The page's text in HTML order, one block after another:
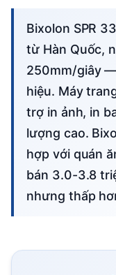
Bixolon SPR 330II là máy in bill thế hệ mới
từ Hàn Quốc,
250mm/giây
hiệu. Máy
trợ in ảnh, in
lượng cao.
hợp với quán
bán 3.0-3.8
nhưng thấp